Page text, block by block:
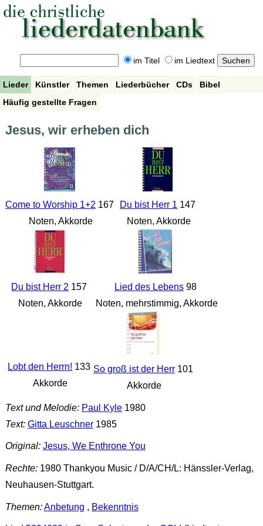
im Titel im Liedtext
Lieder Künstler Themen Liederbücher CDs
Bibel
Häufig gestellte Fragen
Jesus, wir erheben dich
Come to Worship 1+2 167
Noten, Akkorde
Du bist Herr 1 147
Noten, Akkorde
Du bist Herr 2 157
Noten, Akkorde
Lied des Lebens98
Noten, mehrstimmig, Akkorde
Lobt den Herrn! 133
Akkorde
So groß ist der Herr101
Akkorde
Text und Melodie: Paul Kyle1980
Text: Gitta Leuschner1985
Original: Jesus, We Enthrone You
Rechte:1980 Thankyou Music / D/A/CH/L: Hänssler-Verlag,
Neuhausen-Stuttgart.
Themen:Anbetung , Bekenntnis